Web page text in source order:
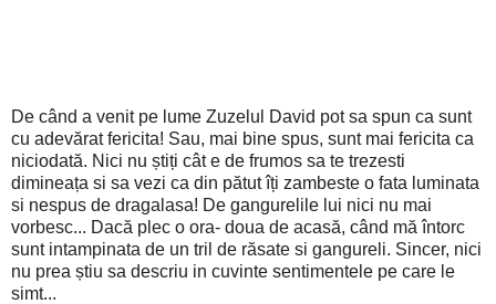
De când a venit pe lume Zuzelul David pot sa spun ca sunt
cu adevărat fericita! Sau, mai bine spus, sunt mai fericita ca
niciodată. Nici nu știți cât e de frumos sa te trezesti
dimineața si sa vezi ca din pătut îți zambeste o fata luminata
si nespus de dragalasa! De gangurelile lui nici nu mai
vorbesc... Dacă plec o ora- doua de acasă, când mă întorc
sunt intampinata de un tril de răsate si gangureli. Sincer, nici
nu prea știu sa descriu in cuvinte sentimentele pe care le
simt...